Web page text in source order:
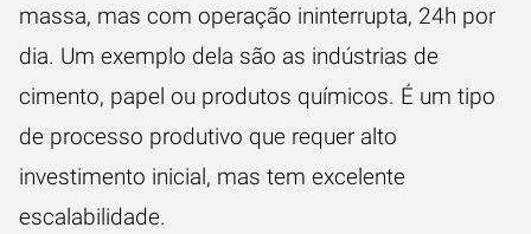
massa, mas com operação ininterrupta, 24h por
dia. Um exemplo dela são as indústrias de
cimento, papel ou produtos químicos. É um tipo
de processo produtivo que requer alto
investimento inicial, mas tem excelente
escalabilidade.